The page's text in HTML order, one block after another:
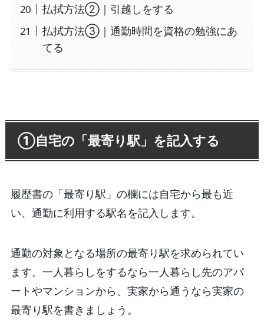
払拭方法②｜引越しをする
払拭方法③｜通勤時間を資格の勉強にあ
てる
①自宅の「最寄り駅」を記入する
履歴書の「最寄り駅」の欄には自宅から最も近
い、通勤に利用する駅名を記入します。
通勤の対象となる場所の最寄り駅を求められてい
ます。一人暮らしをするなら一人暮らし先のアパ
ートやマンションから、実家から通うなら実家の
最寄り駅を書きましょう。